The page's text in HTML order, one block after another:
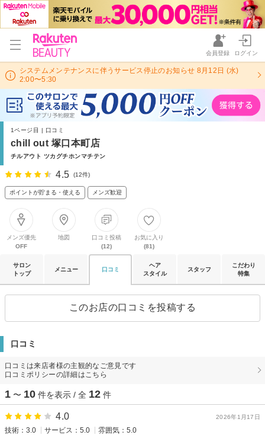
会員登録 ログイン
システムメンテナンスに伴うサービス停止のお知らせ 8月12日 (水)
2:00〜5:30
1ページ目 | 口コミ
chill out 塚口本町店
チルアウト ツカグチホンマチテン
4.5 (12件)
ポイントが貯まる・使える メンズ歓迎
メンズ優先
OFF
地図
口コミ投稿
(12)
お気に入り
(81)
サロン
トップ
メニュー 口コミ
ヘア
スタイル
スタッフ
こだわり
特集
このお店の口コミを投稿する
口コミ
口コミは来店者様の主観的なご意見です
口コミポリシーの詳細はこちら
1 〜 10 件を表示 / 全 12 件
2026年1月17日
4.0
技術：3.0 サービス：5.0
雰囲気：5.0